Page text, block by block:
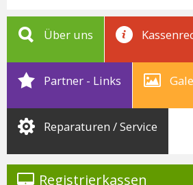
Über uns
Partner - Links
Reparaturen / Service
Registrierkassen